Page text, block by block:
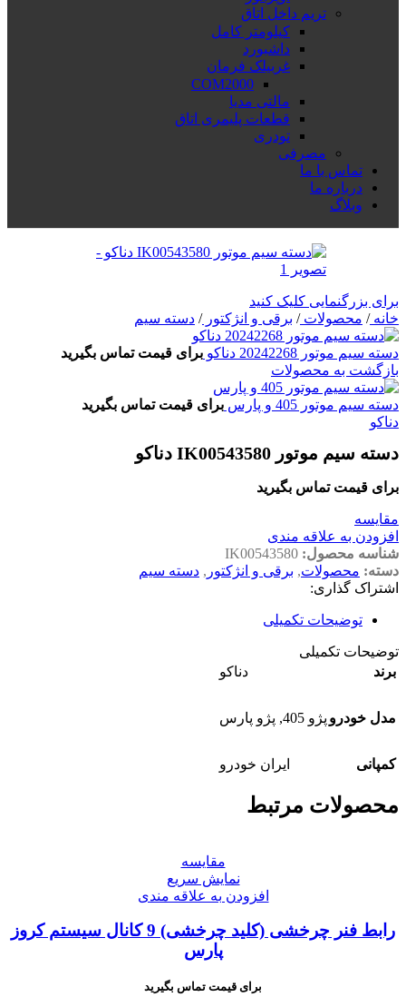
تریم داخل اتاق
کیلومتر کامل
داشبورد
غربیلک فرمان
COM2000
مالتی مدیا
قطعات پلیمری اتاق
تودری
مصرفی
تماس با ما
درباره ما
وبلاگ
برای بزرگنمایی کلیک کنید
خانه/ محصولات/ برقی و انژکتور/ دسته سیم
دسته سیم موتور 20242268 دناکو
برای قیمت تماس بگیرید
بازگشت به محصولات
دسته سیم موتور 405 و پارس
برای قیمت تماس بگیرید
دناکو
دسته سیم موتور IK00543580 دناکو
برای قیمت تماس بگیرید
مقايسه
افزودن به علاقه مندی
شناسه محصول: IK00543580
دسته: محصولات, برقی و انژکتور , دسته سیم
اشتراک گذاری:
توضیحات تکمیلی
توضیحات تکمیلی
برند
دناکو
مدل خودرو پژو 405 , پژو پارس
کمپانی ایران خودرو
محصولات مرتبط
مقايسه
نمایش سریع
افزودن به علاقه مندی
رابط فنر چرخشی (کلید چرخشی) 9 کانال سیستم کروز
پارس
برای قیمت تماس بگیرید